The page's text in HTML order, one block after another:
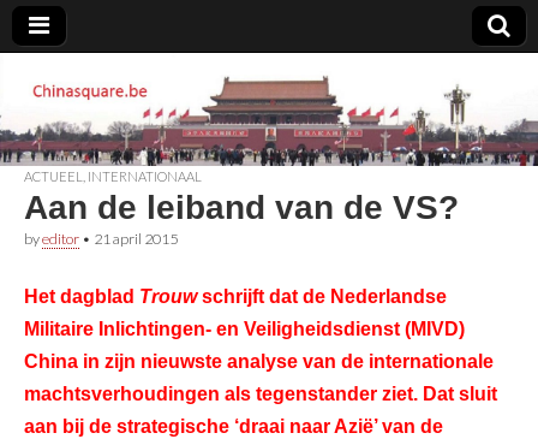
Chinasquare.be
ACTUEEL INTERNATIONAAL
Aan de leiband van de VS?
byeditor • 21 april 2015
Het dagblad Trouwschrijft dat de Nederlandse
Militaire Inlichtingen- en Veiligheidsdienst (MIVD)
China in zijn nieuwste analyse van de internationale
machtsverhoudingen als tegenstander ziet. Dat sluit
aan bij de strategische ‘draai naar Azië’ van de